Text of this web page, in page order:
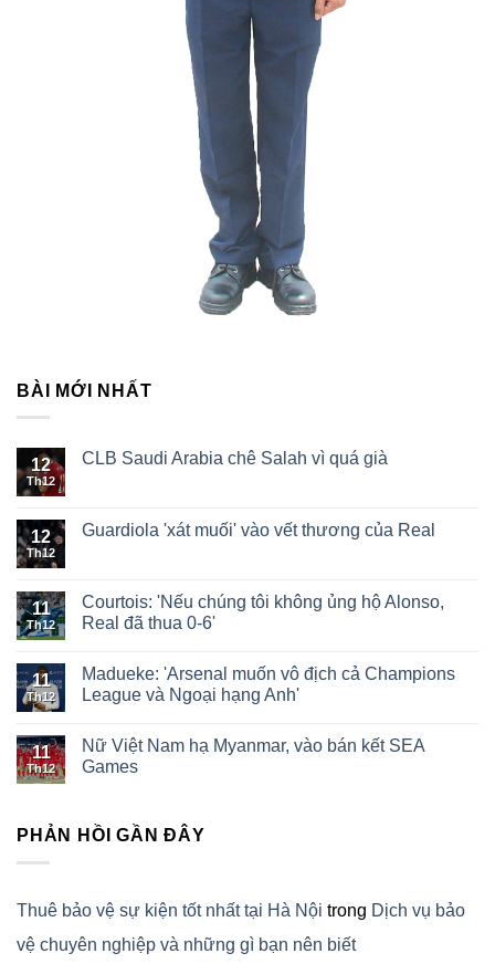
BÀI MỚI NHẤT
12
Th12
CLB Saudi Arabia chê Salah vì quá già
12
Th12
Guardiola 'xát muối' vào vết thương của Real
11
Th12
Courtois: 'Nếu chúng tôi không ủng hộ Alonso,
Real đã thua 0-6'
11
Th12
Madueke: 'Arsenal muốn vô địch cả Champions
League và Ngoại hạng Anh'
11
Th12
Nữ Việt Nam hạ Myanmar, vào bán kết SEA
Games
PHẢN HỒI GẦN ĐÂY
Thuê bảo vệ sự kiện tốt nhất tại Hà Nội trong Dịch vụ bảo
vệ chuyên nghiệp và những gì bạn nên biết